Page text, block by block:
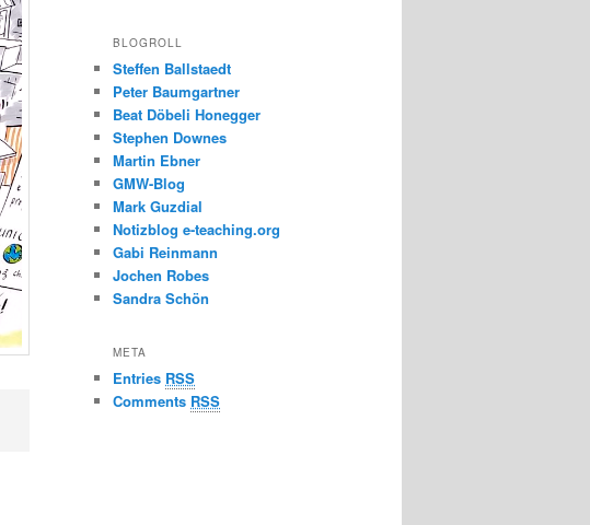
BLOGROLL
Steffen Ballstaedt
Peter Baumgartner
Beat Döbeli Honegger
Stephen Downes
Martin Ebner
GMW-Blog
Mark Guzdial
Notizblog e-teaching.org
Gabi Reinmann
Jochen Robes
Sandra Schön
META
Entries RSS
Comments RSS